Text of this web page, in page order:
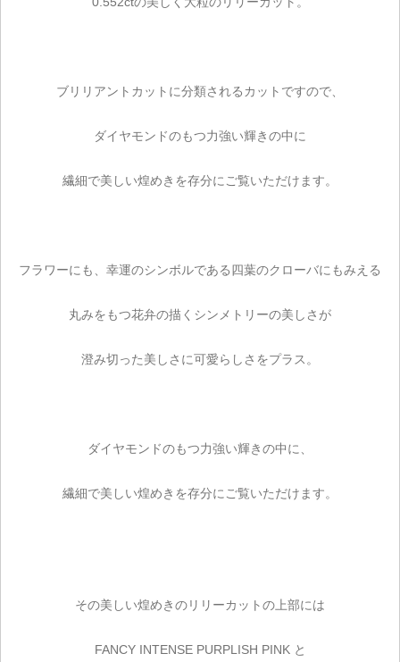
ブリリアントカットに分類されるカットですので、
ダイヤモンドのもつ力強い輝きの中に
繊細で美しい煌めきを存分にご覧いただけます。
フラワーにも、幸運のシンボルである四葉のクローバにもみえる
丸みをもつ花弁の描くシンメトリーの美しさが
澄み切った美しさに可愛らしさをプラス。
ダイヤモンドのもつ力強い輝きの中に、
繊細で美しい煌めきを存分にご覧いただけます。
その美しい煌めきのリリーカットの上部には
FANCY INTENSE PURPLISH PINK と